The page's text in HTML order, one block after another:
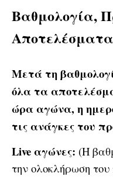
Βαθμολογία,
Μετά τη
όλα τα
ώρα αγώνα, η
τις ανάγκες του
Live αγώνες: (Η
την ολοκλήρωση του